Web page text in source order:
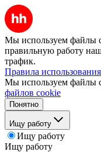
Мы используем файлы
правильную работу
трафик.
Правила
Мы используем файлы
файлов cookie
Понятно
Ищу работу
Ищу работу
Ищу работу